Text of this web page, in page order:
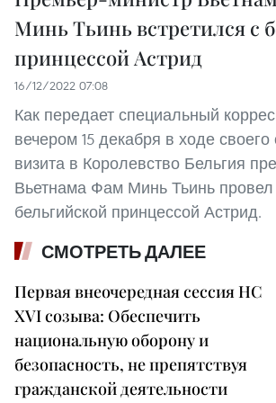
Минь Тьинь встретился с
принцессой Астрид
16/12/2022 07:08
Как передает специальный
вечером 15 декабря в ходе
визита в Королевство Бельгия
Вьетнама Фам Минь Тьинь провел
бельгийской принцессой Астрид.
СМОТРЕТЬ ДАЛЕЕ
Первая внеочередная сессия НС
XVI созыва: Обеспечить
национальную оборону и
безопасность, не препятствуя
гражданской деятельности